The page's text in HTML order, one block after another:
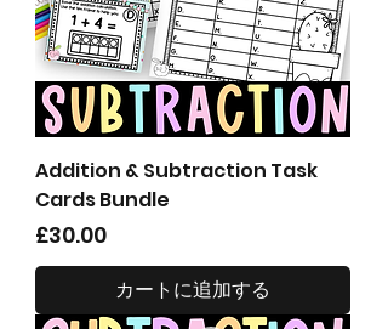
Addition & Subtraction Task
Cards Bundle
価格
£30.00
カートに追加する